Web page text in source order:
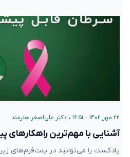
۲۲ مهر ۱۴۰۲ – ۱۶:۵۱ • دکتر علی‌اصغر هنرمند
آشنایی با مهم‌ترین راهکارهای
پادکست را می‌توانید در پلت‌فرم‌های